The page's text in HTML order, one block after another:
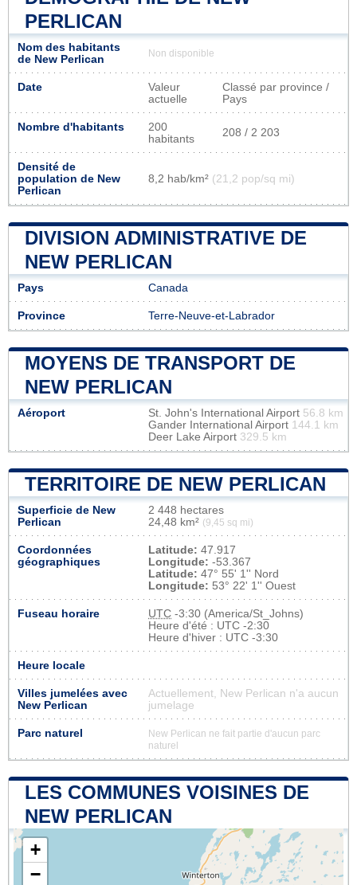
PERLICAN
Nom des habitants
de New Perlican
Non disponible
Date
Valeur
actuelle
Classé par province /
Pays
Nombre d'habitants
200
habitants
208 / 2 203
Densité de
population de New
Perlican
8,2 hab/km² (21,2 pop/sq mi)
DIVISION ADMINISTRATIVE DE
NEW PERLICAN
Pays Canada
Province Terre-Neuve-et-Labrador
MOYENS DE TRANSPORT DE
NEW PERLICAN
Aéroport St. John's International Airport 56.8 km
Gander International Airport 144.1 km
Deer Lake Airport 329.5 km
TERRITOIRE DE NEW PERLICAN
Superficie de New
Perlican
2 448 hectares
24,48 km² (9,45 sq mi)
Coordonnées
géographiques
Latitude: 47.917
Longitude: -53.367
Latitude: 47° 55' 1'' Nord
Longitude: 53° 22' 1'' Ouest
Fuseau horaire UTC -3:30 (America/St_Johns)
Heure d'été : UTC -2:30
Heure d'hiver : UTC -3:30
Heure locale
Villes jumelées avec
New Perlican
Actuellement, New Perlican n'a aucun
jumelage
Parc naturel
New Perlican ne fait partie d'aucun parc
naturel
LES COMMUNES VOISINES DE
NEW PERLICAN
+
−